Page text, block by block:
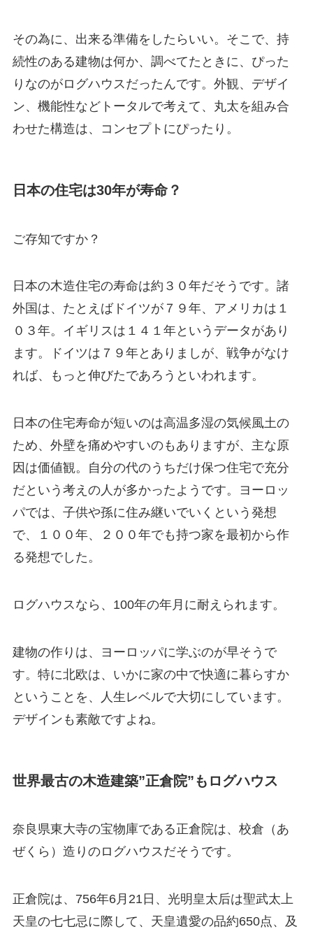
その為に、出来る準備をしたらいい。そこで、持
続性のある建物は何か、調べてたときに、ぴった
りなのがログハウスだったんです。外観、デザイ
ン、機能性などトータルで考えて、丸太を組み合
わせた構造は、コンセプトにぴったり。
日本の住宅は30年が寿命？
ご存知ですか？
日本の木造住宅の寿命は約３０年だそうです。諸
外国は、たとえばドイツが７９年、アメリカは１
０３年。イギリスは１４１年というデータがあり
ます。ドイツは７９年とありましが、戦争がなけ
れば、もっと伸びたであろうといわれます。
日本の住宅寿命が短いのは高温多湿の気候風土の
ため、外壁を痛めやすいのもありますが、主な原
因は価値観。自分の代のうちだけ保つ住宅で充分
だという考えの人が多かったようです。ヨーロッ
パでは、子供や孫に住み継いでいくという発想
で、１００年、２００年でも持つ家を最初から作
る発想でした。
ログハウスなら、100年の年月に耐えられます。
建物の作りは、ヨーロッパに学ぶのが早そうで
す。特に北欧は、いかに家の中で快適に暮らすか
ということを、人生レベルで大切にしています。
デザインも素敵ですよね。
世界最古の木造建築”正倉院”もログハウス
奈良県東大寺の宝物庫である正倉院は、校倉（あ
ぜくら）造りのログハウスだそうです。
正倉院は、756年6月21日、光明皇太后は聖武太上
天皇の七七忌に際して、天皇遺愛の品約650点、及